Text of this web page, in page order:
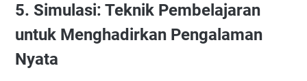
5. Simulasi: Teknik Pembelajaran
untuk Menghadirkan Pengalaman
Nyata